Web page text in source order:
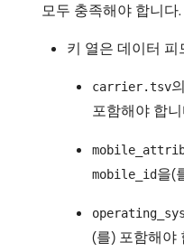
모두 충족해야 합니다.
키 열은 데이터
carrier.tsv
포함해야 합니
mobile_id을(
(를) 포함해야